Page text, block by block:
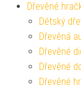
Dřevěné
Dětský
Dřevěná
Dřevěné
Dřevěné
Dřevěné